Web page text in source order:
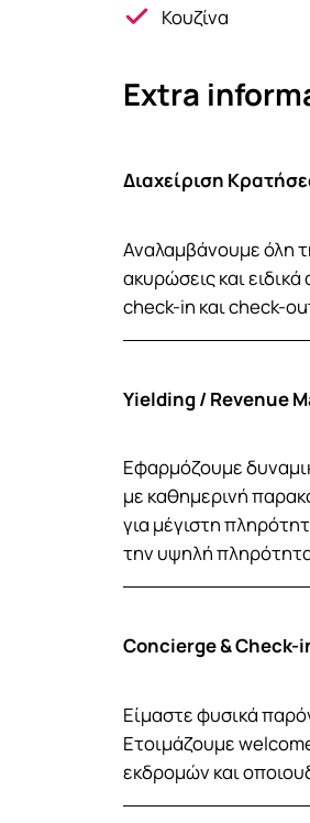
Κουζίνα
Extra
Διαχείριση
Αναλαμβάνουμε όλη
ακυρώσεις και
check-in και check-
Yielding / Revenue
Εφαρμόζουμε
με καθημερινή
για μέγιστη
την υψηλή
Concierge & Check-
Είμαστε φυσικά
Ετοιμάζουμε
εκδρομών και